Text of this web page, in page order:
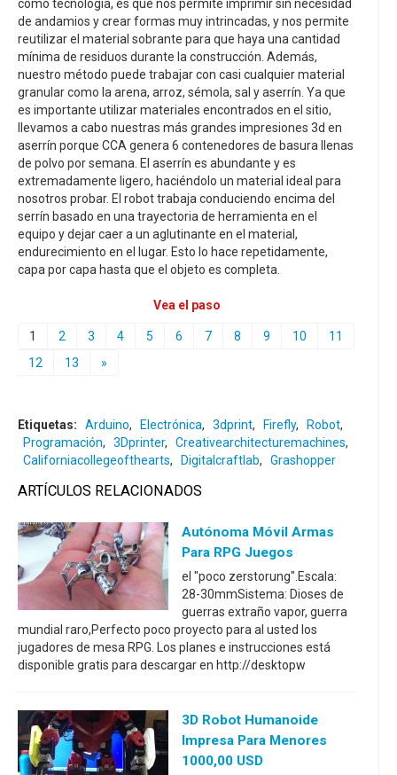
como tecnología, es que nos permite imprimir sin necesidad
de andamios y crear formas muy intrincadas, y nos permite
reutilizar el material sobrante para que haya una cantidad
mínima de residuos durante la construcción. Además,
nuestro método puede trabajar con casi cualquier material
granular como la arena, arroz, sémola, sal y aserrín. Ya que
es importante utilizar materiales encontrados en el sitio,
llevamos a cabo nuestras más grandes impresiones 3d en
aserrín porque CCA genera 6 contenedores de basura llenas
de polvo por semana. El aserrín es abundante y es
extremadamente ligero, haciéndolo un material ideal para
nosotros probar. El robot trabaja conduciendo encima del
serrín basado en una trayectoria de herramienta en el
equipo y dejar caer a un aglutinante en el material,
endurecimiento en el lugar. Esto lo hace repetidamente,
capa por capa hasta que el objeto es completa.
Vea el paso
1 2 3 4 5 6 7 8 9 10
11
12
13 »
Etiquetas: Arduino, Electrónica, 3dprint, Firefly, Robot,
Programación, 3Dprinter, Creativearchitecturemachines,
Californiacollegeofthearts, Digitalcraftlab, Grashopper
ARTÍCULOS RELACIONADOS
Autónoma Móvil Armas
Para RPG Juegos
el "poco zerstorung".Escala:
28-30mmSistema: Dioses de
guerras extraño vapor, guerra
mundial raro,Perfecto poco proyecto para al usted los
jugadores de mesa RPG. Los planes e instrucciones está
disponible gratis para descargar en http://desktopw
3D Robot Humanoide
Impresa Para Menores
1000,00 USD